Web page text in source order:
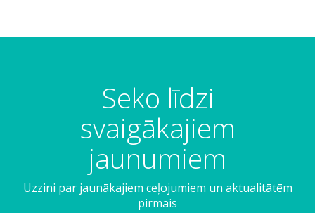
Seko līdzi
svaigākajiem
jaunumiem
Uzzini par jaunākajiem ceļojumiem un aktualitātēm
pirmais